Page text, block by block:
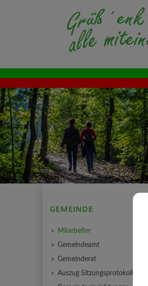
GEMEINDE
Mitarbeiter
Gemeindeamt
Gemeinderat
Auszug Sitzungsprotokolle